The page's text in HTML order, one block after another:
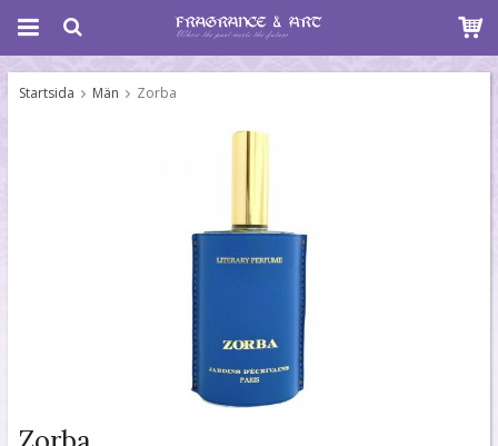
Startsida Män Zorba